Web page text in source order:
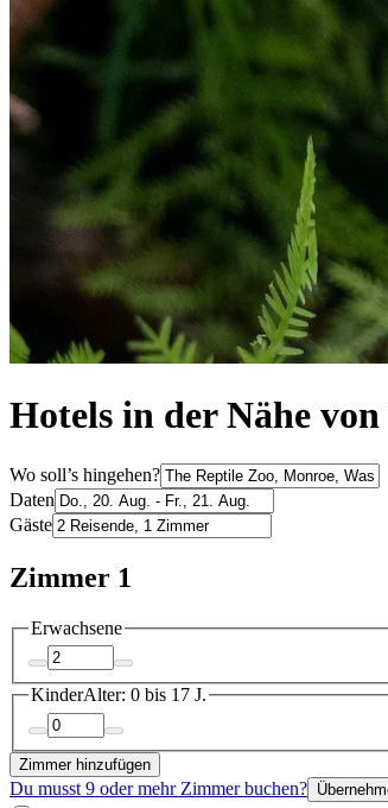
Hotels in der Nähe
Wo soll’s hingehen?
Daten
Gäste
Zimmer 1
Erwachsene
KinderAlter: 0 bis 17 J.
Zimmer hinzufügen
Du musst 9 oder mehr Zimmer buchen?